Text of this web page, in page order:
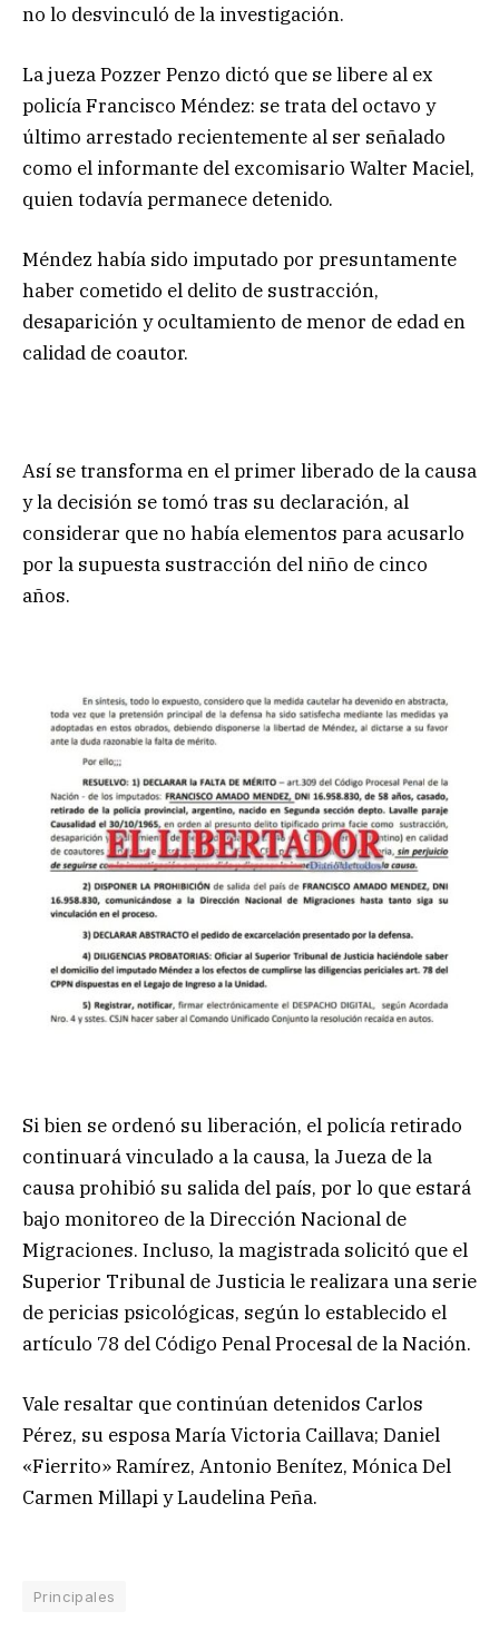
no lo desvinculó de la investigación.
La jueza Pozzer Penzo dictó que se libere al ex
policía Francisco Méndez: se trata del octavo y
último arrestado recientemente al ser señalado
como el informante del excomisario Walter Maciel,
quien todavía permanece detenido.
Méndez había sido imputado por presuntamente
haber cometido el delito de sustracción,
desaparición y ocultamiento de menor de edad en
calidad de coautor.
Así se transforma en el primer liberado de la causa
y la decisión se tomó tras su declaración, al
considerar que no había elementos para acusarlo
por la supuesta sustracción del niño de cinco
años.
Si bien se ordenó su liberación, el policía retirado
continuará vinculado a la causa, la Jueza de la
causa prohibió su salida del país, por lo que estará
bajo monitoreo de la Dirección Nacional de
Migraciones. Incluso, la magistrada solicitó que el
Superior Tribunal de Justicia le realizara una serie
de pericias psicológicas, según lo establecido el
artículo 78 del Código Penal Procesal de la Nación.
Vale resaltar que continúan detenidos Carlos
Pérez, su esposa María Victoria Caillava; Daniel
«Fierrito» Ramírez, Antonio Benítez, Mónica Del
Carmen Millapi y Laudelina Peña.
Principales